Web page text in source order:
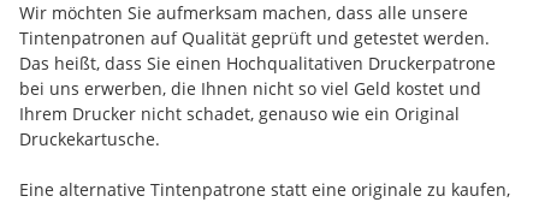
Wir möchten Sie aufmerksam machen, dass alle unsere
Tintenpatronen auf Qualität geprüft und getestet werden.
Das heißt, dass Sie einen Hochqualitativen Druckerpatrone
bei uns erwerben, die Ihnen nicht so viel Geld kostet und
Ihrem Drucker nicht schadet, genauso wie ein Original
Druckekartusche.
Eine alternative Tintenpatrone statt eine originale zu kaufen,